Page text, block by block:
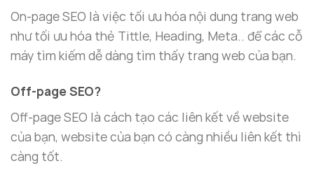
On-page SEO là việc tối ưu hóa nội dung trang web
như tối ưu hóa thẻ Tittle, Heading, Meta.. để các cỗ
máy tìm kiếm dễ dàng tìm thấy trang web của bạn.
Off-page SEO?
Off-page SEO là cách tạo các liên kết về website
của bạn, website của bạn có càng nhiều liên kết thì
càng tốt.